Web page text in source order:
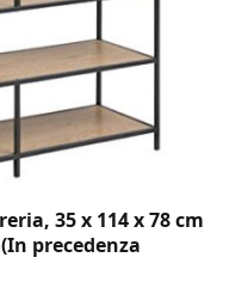
35 x 114 x 78 cm
precedenza